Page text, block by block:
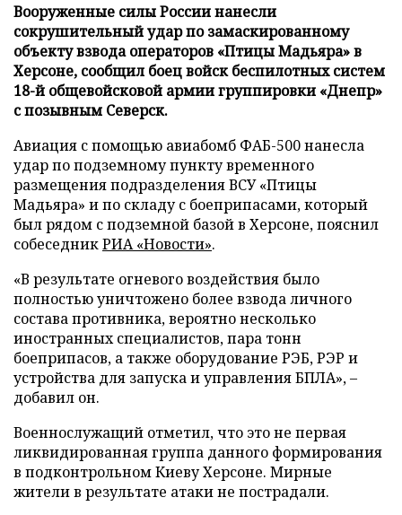
Вооруженные силы России нанесли
сокрушительный удар по замаскированному
объекту взвода операторов «Птицы Мадьяра» в
Херсоне, сообщил боец войск беспилотных систем
18-й общевойсковой армии группировки «Днепр»
с позывным Северск.
Авиация с помощью авиабомб ФАБ-500 нанесла
удар по подземному пункту временного
размещения подразделения ВСУ «Птицы
Мадьяра» и по складу с боеприпасами, который
был рядом с подземной базой в Херсоне, пояснил
собеседникРИА «Новости».
«В результате огневого воздействия было
полностью уничтожено более взвода личного
состава противника, вероятно несколько
иностранных специалистов, пара тонн
боеприпасов, а также оборудование РЭБ, РЭР и
устройства для запуска и управления БПЛА», –
добавил он.
Военнослужащий отметил, что это не первая
ликвидированная группа данного формирования
в подконтрольном Киеву Херсоне. Мирные
жители в результате атаки не пострадали.